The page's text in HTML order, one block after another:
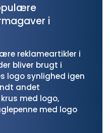
i
reklameartikler i
bliver brugt i
logo synlighed igen
andet
med logo,
med logo